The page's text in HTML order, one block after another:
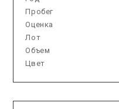
Пробег
Оценка
Лот
Объем
Цвет